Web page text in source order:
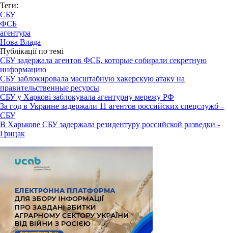
Теги:
СБУ
ФСБ
агентура
Нова Влада
Публікації по темі
СБУ задержала агентов ФСБ, которые собирали секретную
информацию
СБУ заблокировала масштабную хакерскую атаку на
правительственные ресурсы
СБУ у Харкові заблокувала агентурну мережу РФ
За год в Украине задержали 11 агентов российских спецслужб –
СБУ
В Харькове СБУ задержала резидентуру российской разведки -
Грицак